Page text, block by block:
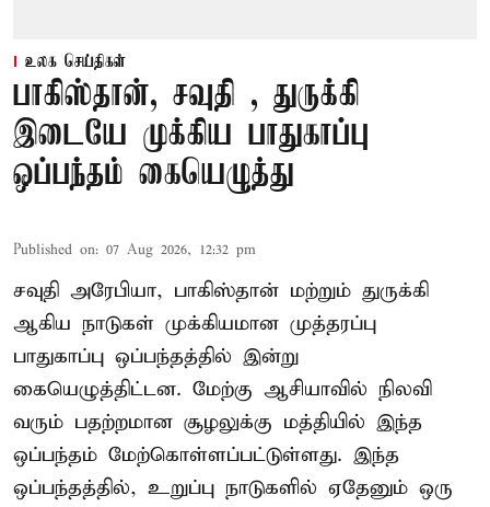
உலக செய்திகள்
பாகிஸ்தான், சவுதி , துருக்கி
இடையே முக்கிய பாதுகாப்பு
ஒப்பந்தம் கையெழுத்து
Published on: 07 Aug 2026, 12:32 pm
சவுதி அரேபியா, பாகிஸ்தான் மற்றும் துருக்கி
ஆகிய நாடுகள் முக்கியமான முத்தரப்பு
பாதுகாப்பு ஒப்பந்தத்தில் இன்று
கையெழுத்திட்டன. மேற்கு ஆசியாவில் நிலவி
வரும் பதற்றமான சூழலுக்கு மத்தியில் இந்த
ஒப்பந்தம் மேற்கொள்ளப்பட்டுள்ளது. இந்த
ஒப்பந்தத்தில், உறுப்பு நாடுகளில் ஏதேனும் ஒரு